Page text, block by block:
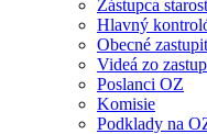
Zástupca
Hlavný
Obecné
Videá zo
Poslanci OZ
Komisie
Podklady na